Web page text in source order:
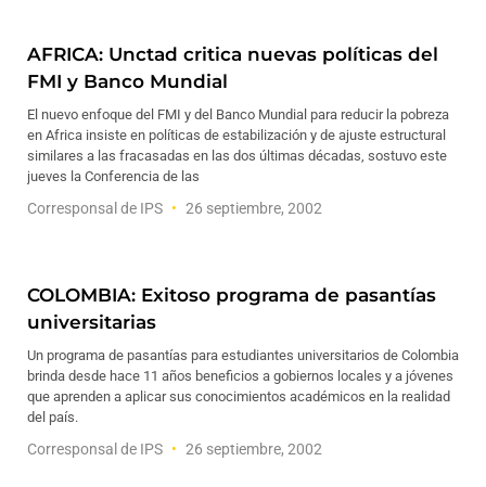
AFRICA: Unctad critica nuevas políticas del
FMI y Banco Mundial
El nuevo enfoque del FMI y del Banco Mundial para reducir la pobreza
en Africa insiste en políticas de estabilización y de ajuste estructural
similares a las fracasadas en las dos últimas décadas, sostuvo este
jueves la Conferencia de las
Corresponsal de IPS 26 septiembre, 2002
COLOMBIA: Exitoso programa de pasantías
universitarias
Un programa de pasantías para estudiantes universitarios de Colombia
brinda desde hace 11 años beneficios a gobiernos locales y a jóvenes
que aprenden a aplicar sus conocimientos académicos en la realidad
del país.
Corresponsal de IPS 26 septiembre, 2002